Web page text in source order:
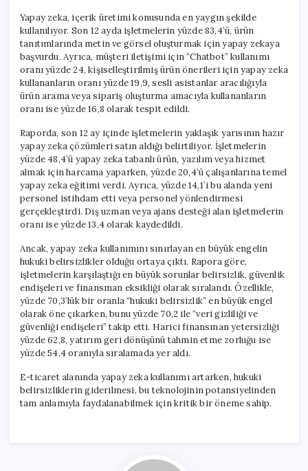
Yapay zeka, içerik üretimi konusunda en yaygın şekilde
kullanılıyor. Son 12 ayda işletmelerin yüzde 83,4’ü, ürün
tanıtımlarında metin ve görsel oluşturmak için yapay zekaya
başvurdu. Ayrıca, müşteri iletişimi için “Chatbot” kullanımı
oranı yüzde 24, kişiselleştirilmiş ürün önerileri için yapay zeka
kullananların oranı yüzde 19,9, sesli asistanlar aracılığıyla
ürün arama veya sipariş oluşturma amacıyla kullananların
oranı ise yüzde 16,8 olarak tespit edildi.
Raporda, son 12 ay içinde işletmelerin yaklaşık yarısının hazır
yapay zeka çözümleri satın aldığı belirtiliyor. İşletmelerin
yüzde 48,4’ü yapay zeka tabanlı ürün, yazılım veya hizmet
almak için harcama yaparken, yüzde 20,4’ü çalışanlarına temel
yapay zeka eğitimi verdi. Ayrıca, yüzde 14,1’i bu alanda yeni
personel istihdam etti veya personel yönlendirmesi
gerçekleştirdi. Dış uzman veya ajans desteği alan işletmelerin
oranı ise yüzde 13,4 olarak kaydedildi.
Ancak, yapay zeka kullanımını sınırlayan en büyük engelin
hukuki belirsizlikler olduğu ortaya çıktı. Rapora göre,
işletmelerin karşılaştığı en büyük sorunlar belirsizlik, güvenlik
endişeleri ve finansman eksikliği olarak sıralandı. Özellikle,
yüzde 70,3’lük bir oranla “hukuki belirsizlik” en büyük engel
olarak öne çıkarken, bunu yüzde 70,2 ile “veri gizliliği ve
güvenliği endişeleri” takip etti. Harici finansman yetersizliği
yüzde 62,8, yatırım geri dönüşünü tahmin etme zorluğu ise
yüzde 54,4 oranıyla sıralamada yer aldı.
E-ticaret alanında yapay zeka kullanımı artarken, hukuki
belirsizliklerin giderilmesi, bu teknolojinin potansiyelinden
tam anlamıyla faydalanabilmek için kritik bir öneme sahip.